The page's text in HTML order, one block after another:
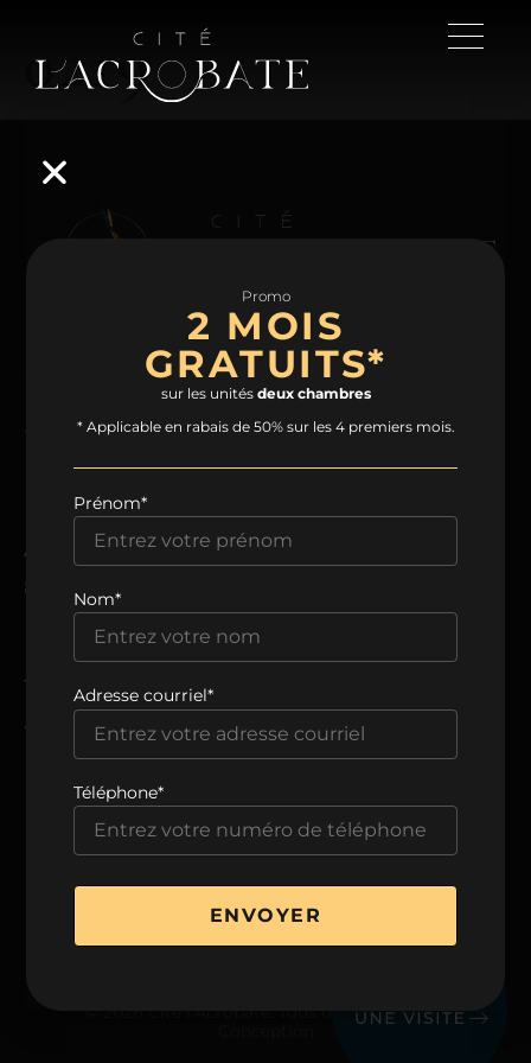
0219
NAVIGATION
Accueil
Projet Condos Plans
ADRESSE
8205, avenue du Cirque,
Montréal, QC H1Z 0B5
TÉLÉPHONE
438 806-0999
© 2026 Cité l’Acrobate. Tous droits réservés.
Promo
2 MOIS
GRATUITS*
sur les unités deux chambres
* Applicable en rabais de 50% sur les 4 premiers mois.
Prénom*
Nom*
Adresse courriel*
Téléphone*
ENVOYER